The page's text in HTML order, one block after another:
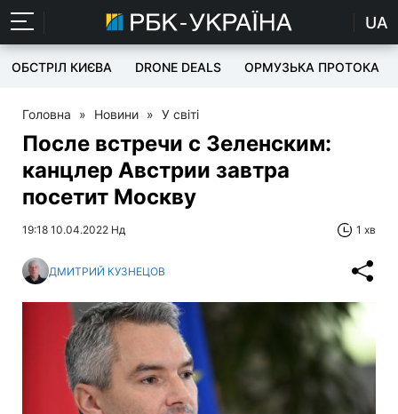
UA
ОБСТРІЛ КИЄВА DRONE DEALS ОРМУЗЬКА ПРОТОКА
Головна » Новини » У світі
После встречи с Зеленским:
канцлер Австрии завтра
посетит Москву
19:18 10.04.2022 Нд 1 хв
ДМИТРИЙ КУЗНЕЦОВ